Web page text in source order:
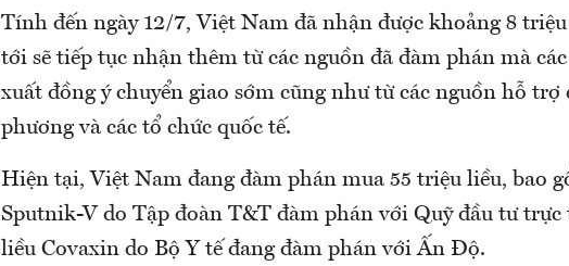
Tính đến ngày 12/7, Việt Nam đã nhận được khoảng 8 triệu
tới sẽ tiếp tục nhận thêm từ các nguồn đã đàm phán mà
xuất đồng ý chuyển giao sớm cũng như từ các nguồn hỗ trợ
phương và các tổ chức quốc tế.
Hiện tại, Việt Nam đang đàm phán mua 55 triệu liều, bao
Sputnik-V do Tập đoàn T&T đàm phán với Quỹ đầu tư trực
liều Covaxin do Bộ Y tế đang đàm phán với Ấn Độ.